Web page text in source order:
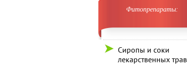
Фитопрепараты:
Сиропы и соки
лекарственных трав